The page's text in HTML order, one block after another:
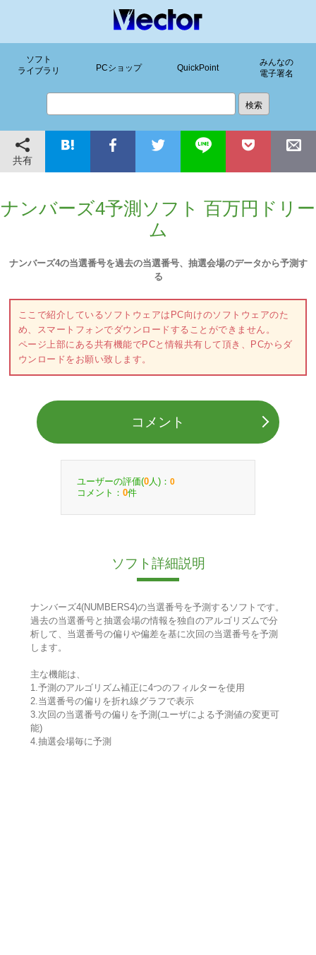
ソフト
ライブラリ
PCショップ QuickPoint
みんなの
電子署名
共有
ナンバーズ4予測ソフト 百万円ドリー
ム
ナンバーズ4の当選番号を過去の当選番号、抽選会場のデータから予測す
る
ここで紹介しているソフトウェアはPC向けのソフトウェアのた
め、スマートフォンでダウンロードすることができません。
ページ上部にある共有機能でPCと情報共有して頂き、PCからダ
ウンロードをお願い致します。
コメント
ユーザーの評価(0 人)： 0
コメント： 0件
ソフト詳細説明
ナンバーズ4(NUMBERS4)の当選番号を予測するソフトです。
過去の当選番号と抽選会場の情報を独自のアルゴリズムで分
析して、当選番号の偏りや偏差を基に次回の当選番号を予測
します。
主な機能は、
1.予測のアルゴリズム補正に4つのフィルターを使用
2.当選番号の偏りを折れ線グラフで表示
3.次回の当選番号の偏りを予測(ユーザによる予測値の変更可
能)
4.抽選会場毎に予測